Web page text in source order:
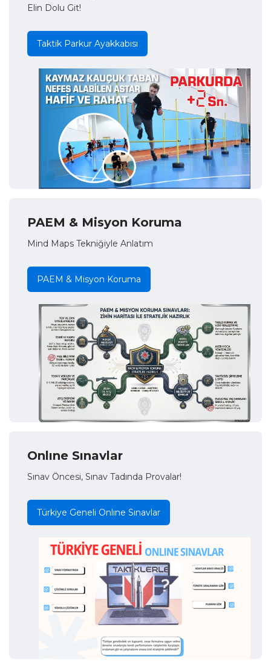
Elin Dolu Git!
Taktik Parkur Ayakkabısı
PAEM & Misyon Koruma
Mind Maps Tekniğiyle Anlatım
PAEM & Misyon Koruma
Onlıne Sınavlar
Sınav Öncesi, Sınav Tadında Provalar!
Türkiye Geneli Onlıne Sınavlar